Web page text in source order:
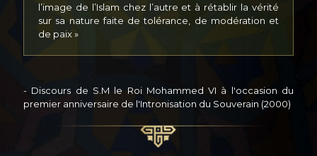
l’image de l’Islam chez l’autre et à rétablir la vérité
sur sa nature faite de tolérance, de modération et
de paix »
- Discours de S.M le Roi Mohammed VI à l'occasion du
premier anniversaire de l'Intronisation du Souverain (2000)